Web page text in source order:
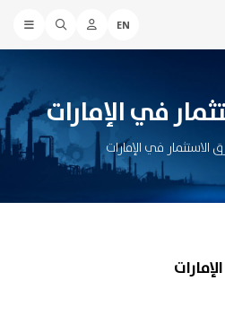
EN
في الإمارات
في الإمارات